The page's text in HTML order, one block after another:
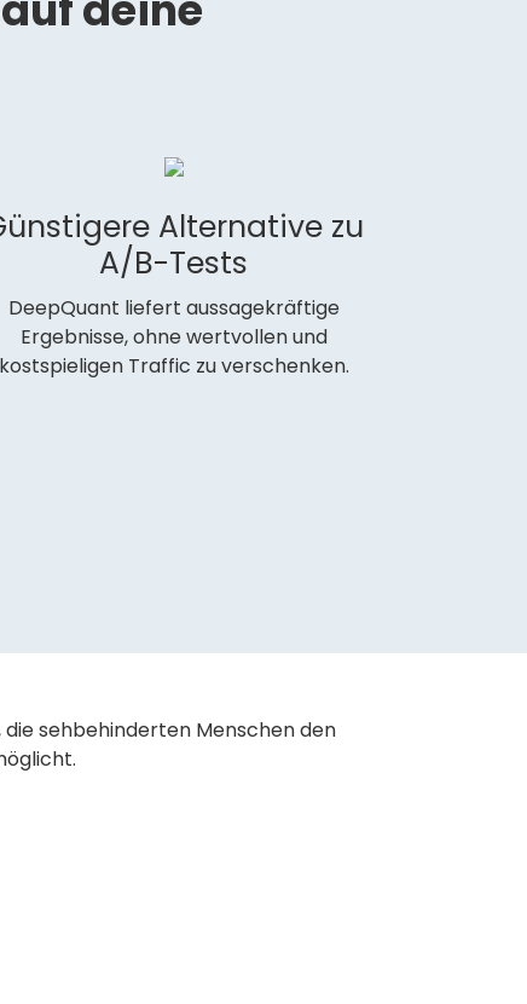
Alternative zu
A/B-Tests
DeepQuant liefert aussagekräftige
Ergebnisse, ohne wertvollen und
kostspieligen Traffic zu verschenken.